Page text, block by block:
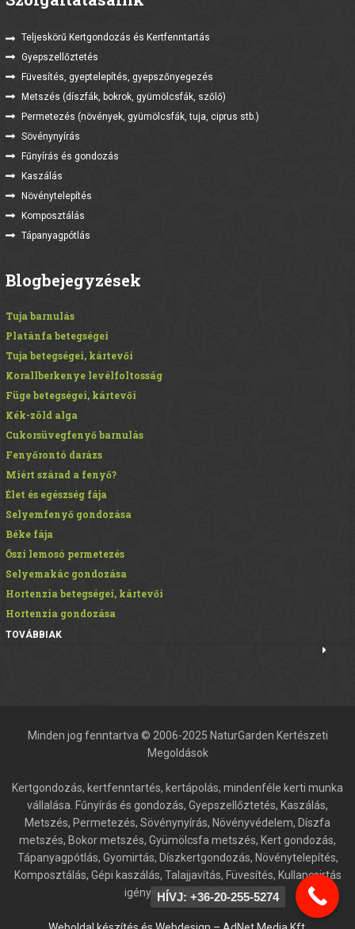
Teljeskörű Kertgondozás és Kertfenntartás
Gyepszellőztetés
Füvesítés, gyeptelepítés, gyepszőnyegezés
Metszés (díszfák, bokrok, gyümölcsfák, szőlő)
Permetezés (növények, gyümölcsfák, tuja, ciprus stb.)
Sövénynyírás
Fűnyírás és gondozás
Kaszálás
Növénytelepítés
Komposztálás
Tápanyagpótlás
Blogbejegyzések
Tuja barnulás
Platánfa betegségei
Tuja betegségei, kártevői
Korallberkenye levélfoltosság
Füge betegségei, kártevői
Kék-zöld alga
Cukorsüvegfenyő barnulás
Fenyőrontó darázs
Miért szárad a fenyő?
Élet és egészség fája
Selyemfenyő gondozása
Béke fája
Őszi lemosó permetezés
Selyemakác gondozása
Hortenzia betegségei, kártevői
Hortenzia gondozása
TOVÁBBIAK
Minden jog fenntartva © 2006-2025 NaturGarden Kertészeti
Megoldások
Kertgondozás, kertfenntartés, kertápolás, mindenféle kerti munka
vállalása. Fűnyírás és gondozás, Gyepszellőztetés, Kaszálás,
Metszés, Permetezés, Sövénynyírás, Növényvédelem, Díszfa
metszés, Bokor metszés, Gyümölcsfa metszés, Kert gondozás,
Tápanyagpótlás, Gyomirtás, Díszkertgondozás, Növénytelepítés,
Komposztálás, Gépi kaszálás, Talajjavítás, Füvesítés, Kullancsirtás
igényes kertészektől.
HÍVJ: +36-20-255-5274